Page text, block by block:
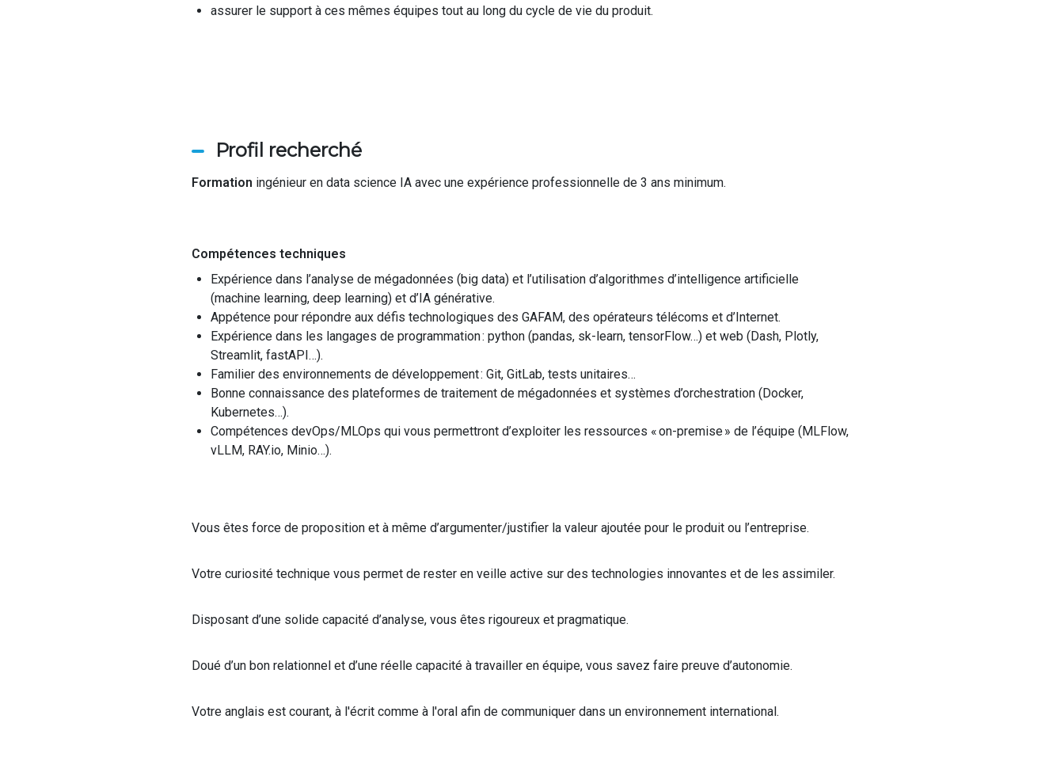
assurer lesupport àces mêmes équipes tout au long du cycle de vie du produit.
Profil recherché
Formation ingénieuren data science IA avec une expérience professionnelle de 3 ans minimum.
Compétences techniques
Expérience dans l’analyse de mégadonnées (big data) et l’utilisation d’algorithmes d’intelligence artificielle
(machine learning, deep learning)et d’IA générative.
Appétence pour répondre aux défis technologiques des GAFAM, des opérateurs télécoms et d’Internet.
Expérience dans les langages de programmation : python(pandas, sk-learn, tensorFlow…)etweb (Dash, Plotly,
Streamlit, fastAPI…).
Familier des environnements de développement: Git, GitLab,tests unitaires…
Bonne connaissance des plateformes de traitement de mégadonnées et systèmes d’orchestration (Docker,
Kubernetes…).
Compétences devOps/MLOps qui vous permettront d’exploiter les ressources « on-premise» de l’équipe (MLFlow,
vLLM, RAY.io, Minio…).
Vous êtes force de propositionet à même d’argumenter/justifier lavaleur ajoutée pour le produitou l’entreprise.
Votre curiosité technique vous permet de rester en veille active sur des technologies innovantes et de les assimiler.
Disposant d’une solide capacité d’analyse, vous êtes rigoureux et pragmatique.
Doué d’un bon relationnel et d’une réelle capacité à travailler en équipe, vous savez faire preuve d’autonomie.
Votre anglais est courant, à l'écrit comme à l'oral afin de communiquer dans un environnement international.